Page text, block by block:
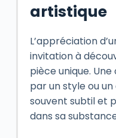
artistique
L’appréciation
invitation à
pièce unique.
par un style ou
souvent subtil et
dans sa